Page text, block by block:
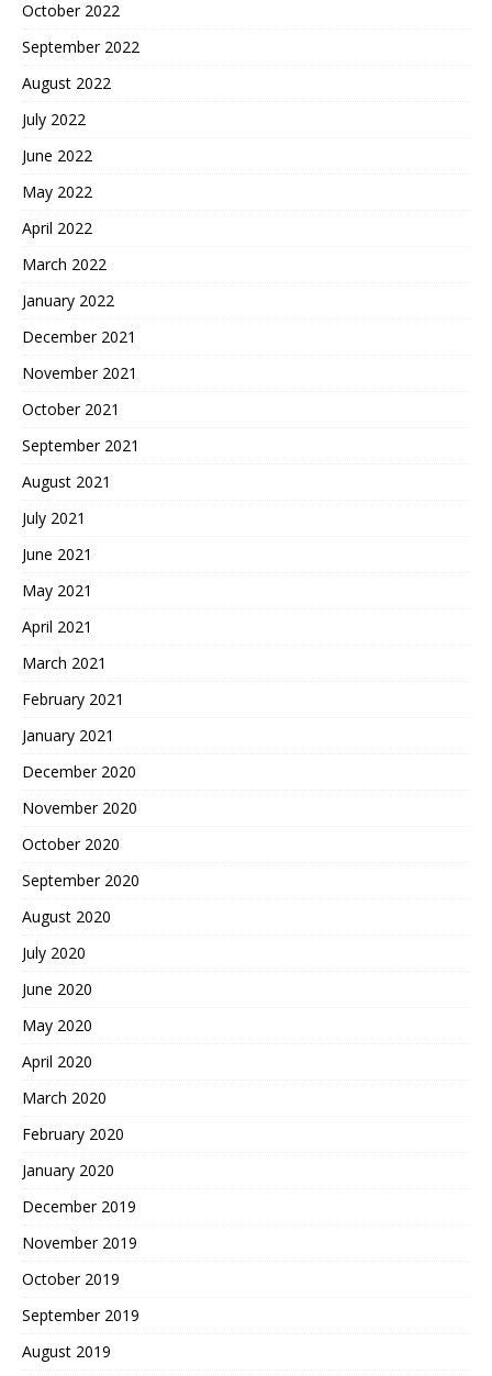
October 2022
September 2022
August 2022
July 2022
June 2022
May 2022
April 2022
March 2022
January 2022
December 2021
November 2021
October 2021
September 2021
August 2021
July 2021
June 2021
May 2021
April 2021
March 2021
February 2021
January 2021
December 2020
November 2020
October 2020
September 2020
August 2020
July 2020
June 2020
May 2020
April 2020
March 2020
February 2020
January 2020
December 2019
November 2019
October 2019
September 2019
August 2019